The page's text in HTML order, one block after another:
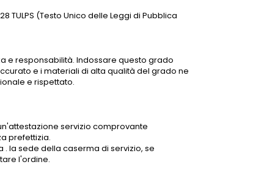
(Testo Unico delle Leggi di Pubblica
e responsabilità. Indossare questo grado
e i materiali di alta qualità del grado ne
e rispettato.
servizio comprovante
prefettizia.
la sede della caserma di servizio, se
l'ordine.